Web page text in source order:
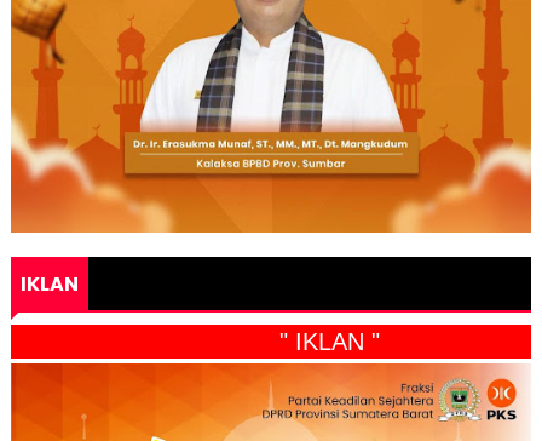
IKLAN
" IKLAN "